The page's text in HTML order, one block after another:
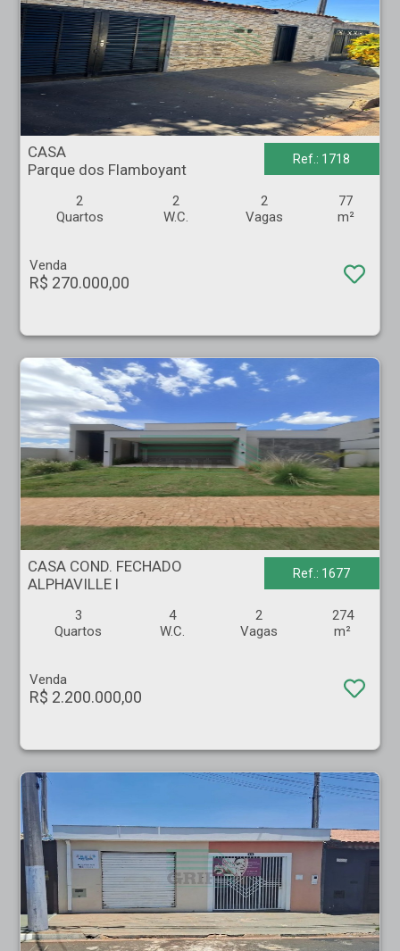
CASA - Parque dos Flamboyant - Ribeirão Preto
CASA
Parque dos Flamboyant
Ref.: 1718
2
Quartos
2
W.C.
2
Vagas
77
m²
Venda
R$ 270.000,00
CASA COND. FECHADO - ALPHAVILLE l - Ribeirão Preto
CASA COND. FECHADO
ALPHAVILLE l
Ref.: 1677
3
Quartos
4
W.C.
2
Vagas
274
m²
Venda
R$ 2.200.000,00